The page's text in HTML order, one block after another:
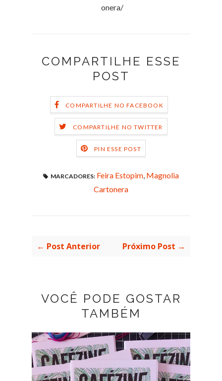
onera/
COMPARTILHE ESSE
POST
COMPARTILHE NO FACEBOOK
COMPARTILHE NO TWITTER
PIN ESSE POST
MARCADORES: Feira Estopim, Magnolia
Cartonera
← Post Anterior Próximo Post →
VOCÊ PODE GOSTAR
TAMBÉM